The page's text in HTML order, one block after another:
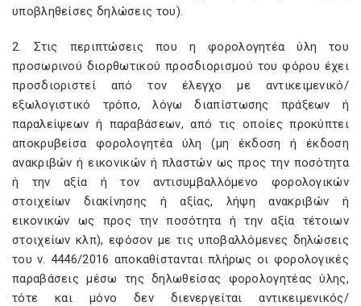
υποβληθείσες δηλώσεις του).
2. Στις περιπτώσεις που η φορολογητέα ύλη του
προσωρινού διορθωτικού προσδιορισμού του φόρου έχει
προσδιοριστεί από τον έλεγχο με αντικειμενικό/
εξωλογιστικό τρόπο, λόγω διαπίστωσης πράξεων ή
παραλείψεων ή παραβάσεων, από τις οποίες προκύπτει
αποκρυβείσα φορολογητέα ύλη (μη έκδοση ή έκδοση
ανακριβών ή εικονικών ή πλαστών ως προς την ποσότητα
ή την αξία ή τον αντισυμβαλλόμενο φορολογικών
στοιχείων διακίνησης ή αξίας, λήψη ανακριβών ή
εικονικών ως προς την ποσότητα ή την αξία τέτοιων
στοιχείων κλπ), εφόσον με τις υποβαλλόμενες δηλώσεις
του ν. 4446/2016 αποκαθίστανται πλήρως οι φορολογικές
παραβάσεις μέσω της δηλωθείσας φορολογητέας ύλης,
τότε και μόνο δεν διενεργείται αντικειμενικός/